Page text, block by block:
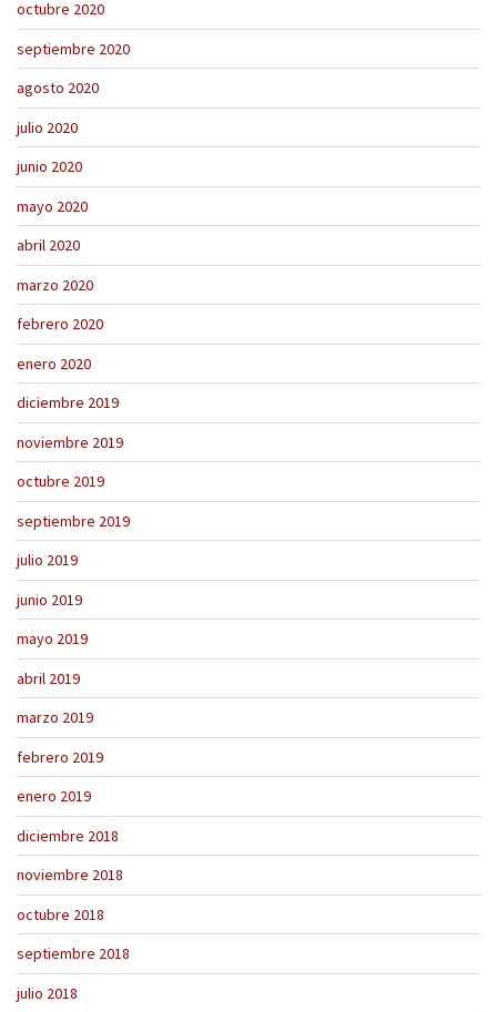
octubre 2020
septiembre 2020
agosto 2020
julio 2020
junio 2020
mayo 2020
abril 2020
marzo 2020
febrero 2020
enero 2020
diciembre 2019
noviembre 2019
octubre 2019
septiembre 2019
julio 2019
junio 2019
mayo 2019
abril 2019
marzo 2019
febrero 2019
enero 2019
diciembre 2018
noviembre 2018
octubre 2018
septiembre 2018
julio 2018